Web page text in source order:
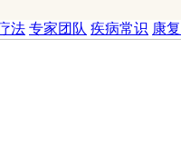
法 专家团队 疾病常识 康